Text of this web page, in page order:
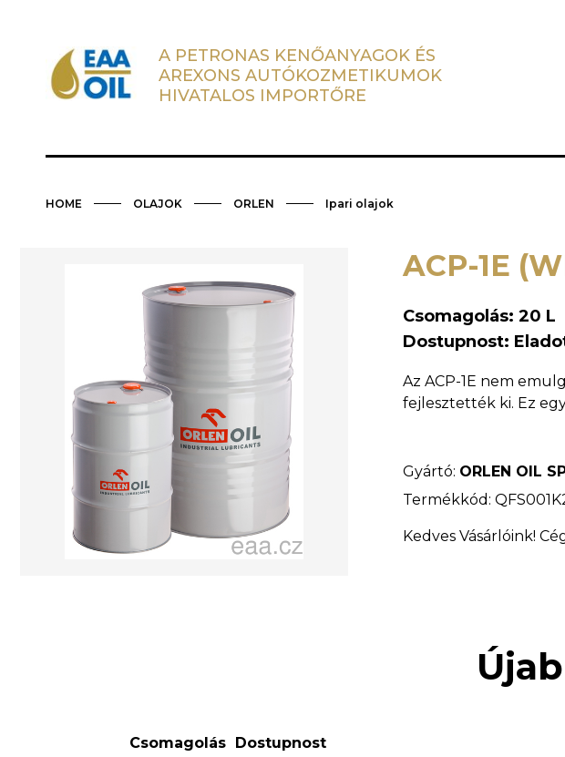
A PETRONAS KENŐANYAGOK ÉS
AREXONS AUTÓKOZMETIKUMOK
HIVATALOS IMPORTŐRE
HOME OLAJOK ORLEN Ipari olajok
ACP-1E
Csomagolás: 20 L
Dostupnost:
Az ACP-1E nem
fejlesztették ki. Ez
Gyártó: ORLEN OIL
Termékkód:
Kedves Vásárlóink!
Csomagolás Dostupnost